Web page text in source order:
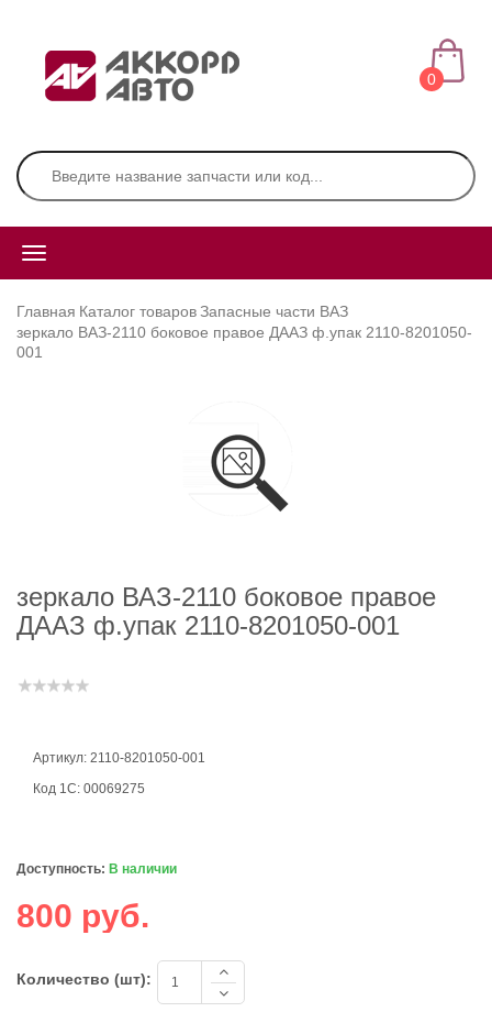
0
Главная Каталог товаровЗапасные части ВАЗ
зеркало ВАЗ-2110 боковое правое ДААЗ ф.упак 2110-8201050-
001
зеркало ВАЗ-2110 боковое правое
ДААЗ ф.упак 2110-8201050-001
Артикул: 2110-8201050-001
Код 1С: 00069275
Доступность: В наличии
800 руб.
Количество (шт):